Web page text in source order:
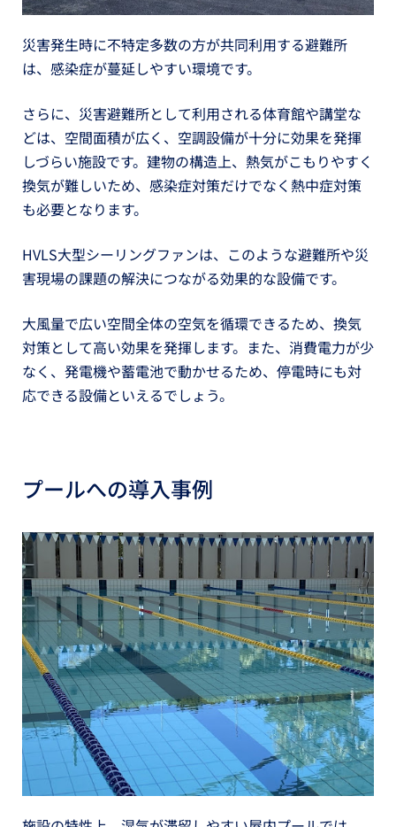
災害発生時に不特定多数の方が共同利用する避難所
は、感染症が蔓延しやすい環境です。
さらに、災害避難所として利用される体育館や講堂な
どは、空間面積が広く、空調設備が十分に効果を発揮
しづらい施設です。建物の構造上、熱気がこもりやすく
換気が難しいため、感染症対策だけでなく熱中症対策
も必要となります。
HVLS大型シーリングファンは、このような避難所や災
害現場の課題の解決につながる効果的な設備です。
大風量で広い空間全体の空気を循環できるため、換気
対策として高い効果を発揮します。また、消費電力が少
なく、発電機や蓄電池で動かせるため、停電時にも対
応できる設備といえるでしょう。
プールへの導入事例